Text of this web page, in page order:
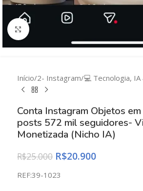
Clique para ampliar
Início/2- Instagram/💻 Tecnologia,
Conta Instagram Objetos
posts 572 mil seguidores-
Monetizada (Nicho IA)
R$25.000 R$20.900
REF:39-1023